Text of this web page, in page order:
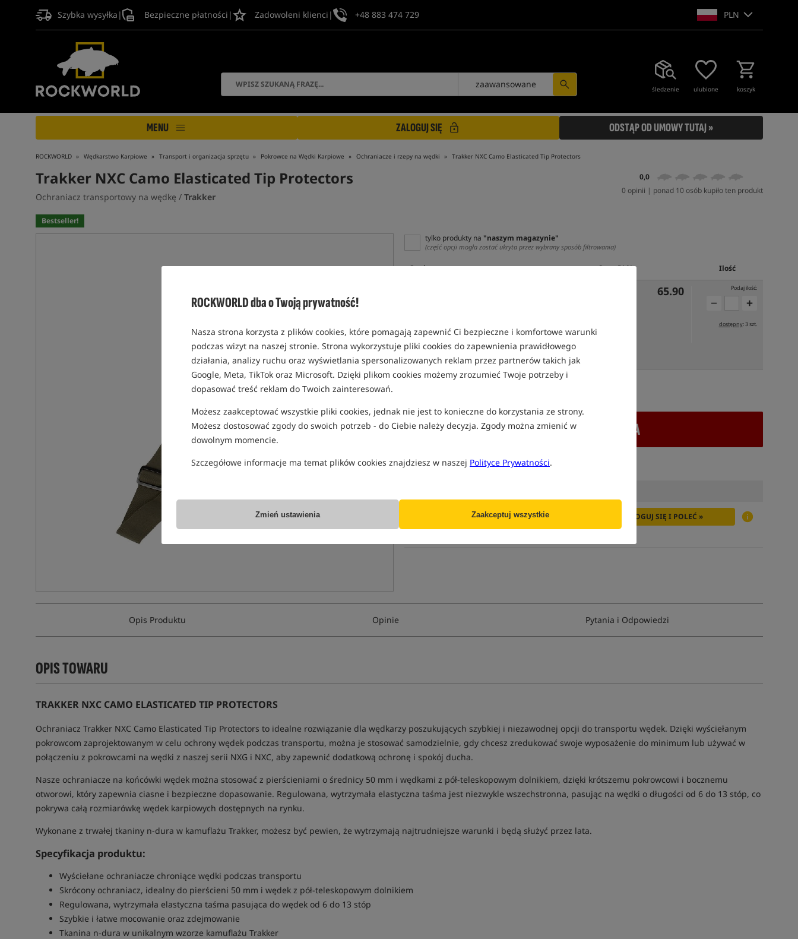
ROCKWORLD dba o Twoją prywatność!
Nasza strona korzysta z plików cookies, które pomagają zapewnić Ci bezpieczne i komfortowe warunki
podczas wizyt na naszej stronie. Strona wykorzystuje pliki cookies do zapewnienia prawidłowego
działania, analizy ruchu oraz wyświetlania spersonalizowanych reklam przez partnerów takich jak
Google, Meta, TikTok oraz Microsoft. Dzięki plikom cookies możemy zrozumieć Twoje potrzeby i
dopasować treść reklam do Twoich zainteresowań.
Możesz zaakceptować wszystkie pliki cookies, jednak nie jest to konieczne do korzystania ze strony.
Możesz dostosować zgody do swoich potrzeb - do Ciebie należy decyzja. Zgody można zmienić w
dowolnym momencie.
Szczegółowe informacje ma temat plików cookies znajdziesz w naszej Polityce Prywatności.
Zmień ustawienia Zaakceptuj wszystkie
Szybka wysyłka | Bezpieczne płatności | Zadowoleni klienci | +48 883 474 729 PLN
śledzenie ulubione koszyk
zaawansowane
MENU ZALOGUJ SIĘ ODSTĄP OD UMOWY TUTAJ »
ROCKWORLD Wędkarstwo Karpiowe Transport i organizacja sprzętu Pokrowce na Wędki Karpiowe Ochraniacze i rzepy na wędki Trakker NXC Camo Elasticated Tip Protectors
Trakker NXC Camo Elasticated Tip Protectors
Ochraniacz transportowy na wędkę / Trakker
0,0
0 opinii | ponad 10 osób kupiło ten produkt
Bestseller!
tylko produkty na "naszym magazynie"
(część opcji mogła zostać ukryta przez wybrany sposób filtrowania)
Opcja Cena PLN Ilość
0,62
65.90 Podaj ilość:
dostępny: 3 szt.
SPODZIEWANA WYSYŁKAJUTRO
+ DODAJ DO KOSZYKA
Producent: Trakker
Poleć ten produkt znajomym: ZALOGUJ SIĘ I POLEĆ »
Opis Produktu Opinie Pytania i Odpowiedzi
OPIS TOWARU
TRAKKER NXC CAMO ELASTICATED TIP PROTECTORS
Ochraniacz Trakker NXC Camo Elasticated Tip Protectors to idealne rozwiązanie dla wędkarzy poszukujących szybkiej i niezawodnej opcji do transportu wędek. Dzięki wyściełanym
pokrowcom zaprojektowanym w celu ochrony wędek podczas transportu, można je stosować samodzielnie, gdy chcesz zredukować swoje wyposażenie do minimum lub używać w
połączeniu z pokrowcami na wędki z naszej serii NXG i NXC, aby zapewnić dodatkową ochronę i spokój ducha.
Nasze ochraniacze na końcówki wędek można stosować z pierścieniami o średnicy 50 mm i wędkami z pół-teleskopowym dolnikiem, dzięki krótszemu pokrowcowi i bocznemu
otworowi, który zapewnia ciasne i bezpieczne dopasowanie. Regulowana, wytrzymała elastyczna taśma jest niezwykle wszechstronna, pasując na wędki o długości od 6 do 13 stóp, co
pokrywa całą rozmiarówkę wędek karpiowych dostępnych na rynku.
Wykonane z trwałej tkaniny n-dura w kamuflażu Trakker, możesz być pewien, że wytrzymają najtrudniejsze warunki i będą służyć przez lata.
Specyfikacja produktu:
Wyściełane ochraniacze chroniące wędki podczas transportu
Skrócony ochraniacz, idealny do pierścieni 50 mm i wędek z pół-teleskopowym dolnikiem
Regulowana, wytrzymała elastyczna taśma pasująca do wędek od 6 do 13 stóp
Szybkie i łatwe mocowanie oraz zdejmowanie
Tkanina n-dura w unikalnym wzorze kamuflażu Trakker